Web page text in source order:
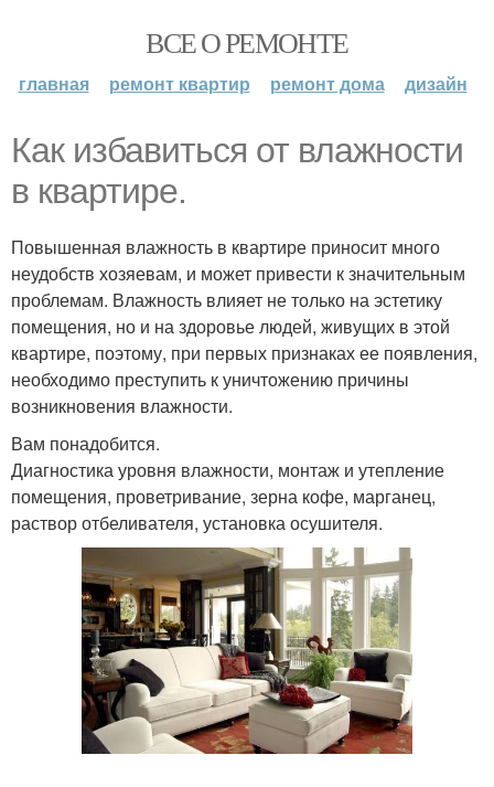
ВСЕ О РЕМОНТЕ
главная ремонт квартир ремонт дома дизайн
Как избавиться от влажности
в квартире.
Повышенная влажность в квартире приносит много
неудобств хозяевам, и может привести к значительным
проблемам. Влажность влияет не только на эстетику
помещения, но и на здоровье людей, живущих в этой
квартире, поэтому, при первых признаках ее появления,
необходимо преступить к уничтожению причины
возникновения влажности.
Вам понадобится.
Диагностика уровня влажности, монтаж и утепление
помещения, проветривание, зерна кофе, марганец,
раствор отбеливателя, установка осушителя.